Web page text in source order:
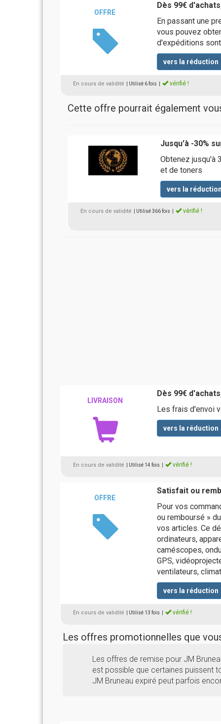
OFFRE
Dès 99€
En passant une
vous pouvez
d'expéditions
vers la réduction
En cours de validité | Utilisé 6 fois vérifié !
Cette offre pourrait également
Jusqu'à -30%
Obtenez jusqu'à
et de toners
vers la
En cours de validité | Utilisé 366 fois vérifié !
LIVRAISON
Dès 99€
Les frais d'envoi
vers la réduction
En cours de validité | Utilisé 14 fois vérifié !
OFFRE
Satisfait ou
Pour vos
ou remboursé »
vos articles. Ce
ordinateurs,
caméscopes,
GPS,
ventilateurs,
vers la réduction
En cours de validité | Utilisé 13 fois vérifié !
Les offres promotionnelles que
Les offres de remise pour JM
est possible que certaines puissent
JM Bruneau expiré peut parfois